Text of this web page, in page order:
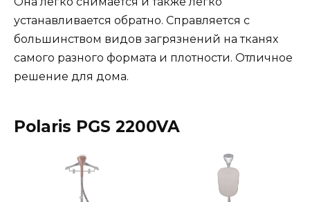
устанавливается обратно. Справляется с
большинством видов загрязнений на тканях
самого разного формата и плотности. Отличное
решение для дома.
Polaris PGS 2200VA